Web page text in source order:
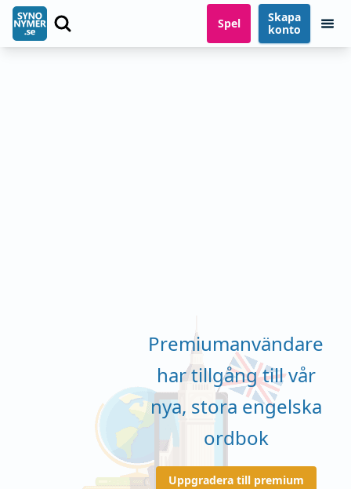
Spel
Skapa
konto
Premiumanvändare
har tillgång till vår
nya, stora engelska
ordbok
Uppgradera till premium